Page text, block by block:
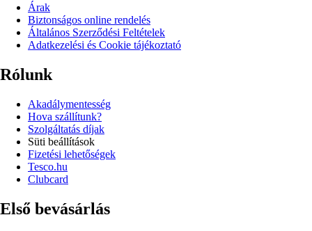
Árak
Biztonságos online rendelés
Általános Szerződési Feltételek
Adatkezelési és Cookie tájékoztató
Rólunk
Akadálymentesség
Hova szállítunk?
Szolgáltatás díjak
Süti beállítások
Fizetési lehetőségek
Tesco.hu
Clubcard
Első bevásárlás